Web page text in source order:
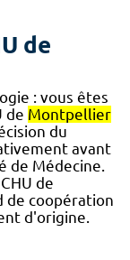
de
: vous êtes
de Montpellier
du
avant
de Médecine.
de
de coopération
d'origine.